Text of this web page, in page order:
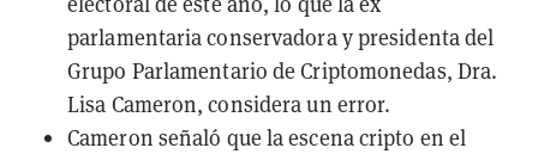
parlamentaria conservadora y presidenta del
Grupo Parlamentario de Criptomonedas, Dra.
Lisa Cameron, considera un error.
Cameron señaló que la escena cripto en el